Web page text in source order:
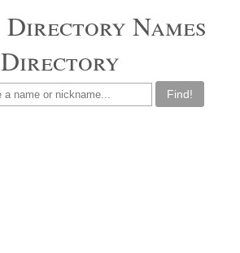
Names
Directory
Find!